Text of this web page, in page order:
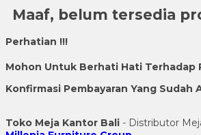
Maaf, belum tersedia
Perhatian !!!
Mohon Untuk Berhati Hati Terhadap
Konfirmasi Pembayaran Yang Sudah
Toko Meja Kantor Bali - Distributor